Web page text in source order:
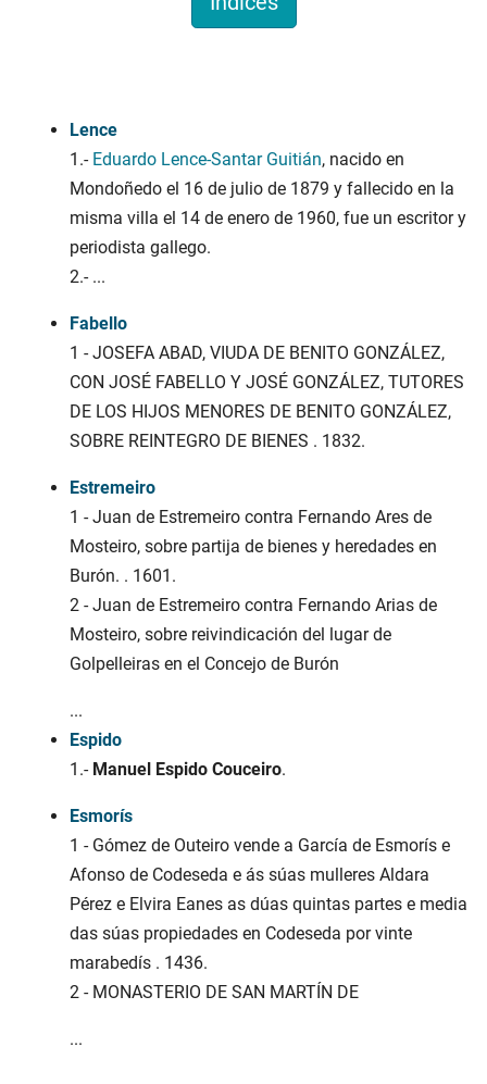
Lence
1.- Eduardo Lence-Santar Guitián, nacido en
Mondoñedo el 16 de julio de 1879 y fallecido en la
misma villa el 14 de enero de 1960, fue un escritor y
periodista gallego.
2.- ...
Fabello
1 - JOSEFA ABAD, VIUDA DE BENITO GONZÁLEZ,
CON JOSÉ FABELLO Y JOSÉ GONZÁLEZ, TUTORES
DE LOS HIJOS MENORES DE BENITO GONZÁLEZ,
SOBRE REINTEGRO DE BIENES . 1832.
Estremeiro
1 - Juan de Estremeiro contra Fernando Ares de
Mosteiro, sobre partija de bienes y heredades en
Burón. . 1601.
2 - Juan de Estremeiro contra Fernando Arias de
Mosteiro, sobre reivindicación del lugar de
Golpelleiras en el Concejo de Burón
...
Espido
1.- Manuel Espido Couceiro.
Esmorís
1 - Gómez de Outeiro vende a García de Esmorís e
Afonso de Codeseda e ás súas mulleres Aldara
Pérez e Elvira Eanes as dúas quintas partes e media
das súas propiedades en Codeseda por vinte
marabedís . 1436.
2 - MONASTERIO DE SAN MARTÍN DE
...